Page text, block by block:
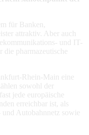
für Banken,
attraktiv. Aber auch
und IT-
pharmazeutische
Rhein-Main eine
sowohl der
jede europäische
erreichbar ist, als
und Autobahnnetz sowie